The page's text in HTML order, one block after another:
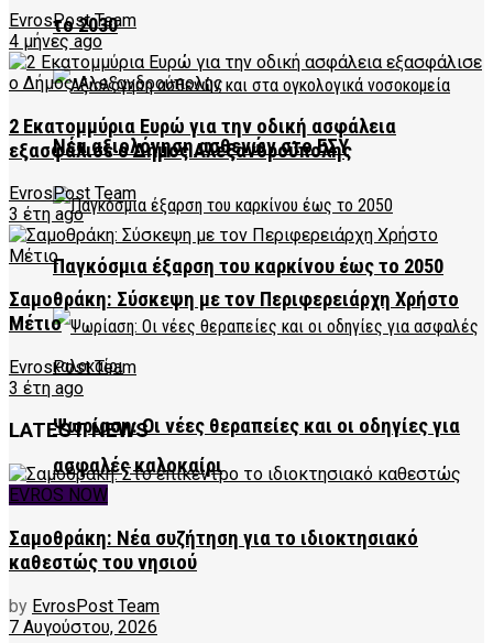
το 2030
Νέα αξιολόγηση ασθενών στο ΕΣΥ
Παγκόσμια έξαρση του καρκίνου έως το 2050
Ψωρίαση: Οι νέες θεραπείες και οι οδηγίες για
ασφαλές καλοκαίρι
EvrosPost Team
4 μήνες ago
2 Εκατομμύρια Ευρώ για την οδική ασφάλεια
εξασφάλισε ο Δήμος Αλεξανδρούπολης
EvrosPost Team
3 έτη ago
Σαμοθράκη: Σύσκεψη με τον Περιφερειάρχη Χρήστο
Μέτιο
EvrosPost Team
3 έτη ago
LATEST NEWS
EVROS NOW
Σαμοθράκη: Νέα συζήτηση για το ιδιοκτησιακό
καθεστώς του νησιού
by EvrosPost Team
7 Αυγούστου, 2026